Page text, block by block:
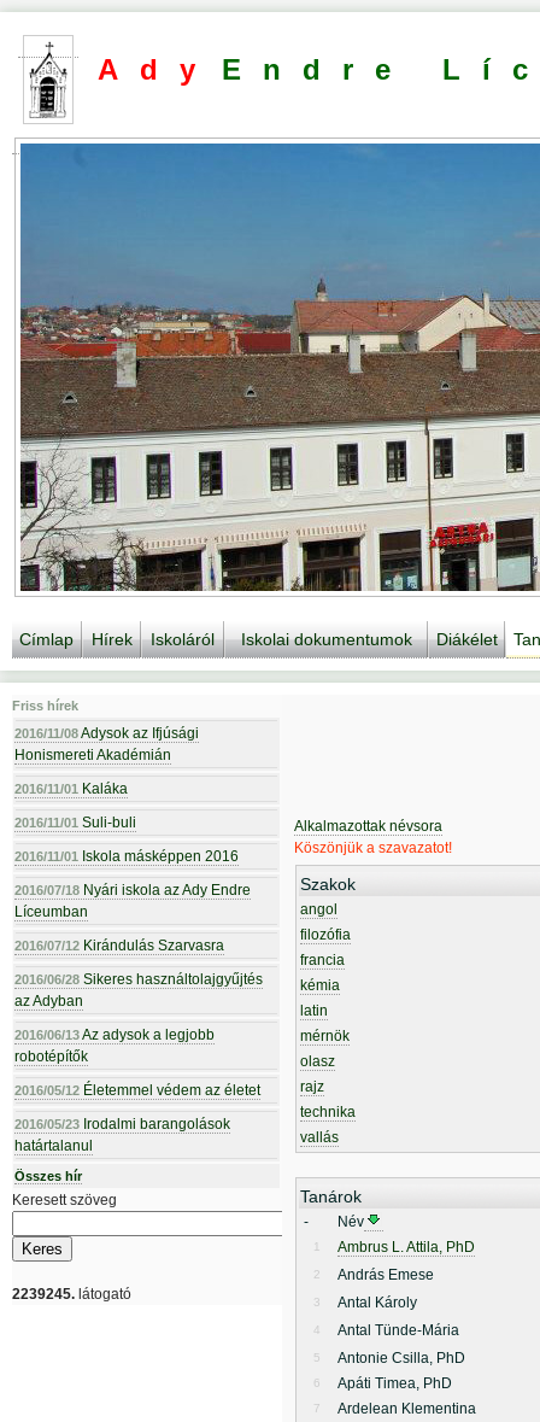
Ady Endre
Címlap Hírek Iskoláról Iskolai dokumentumok Diákélet
Friss hírek
2016/11/08Adysok az Ifjúsági
Honismereti Akadémián
2016/11/01 Kaláka
2016/11/01 Suli-buli
2016/11/01 Iskola másképpen 2016
2016/07/18 Nyári iskola az Ady Endre
Líceumban
2016/07/12 Kirándulás Szarvasra
2016/06/28 Sikeres használtolajgyűjtés
az Adyban
2016/06/13Az adysok a legjobb
robotépítők
2016/05/12 Életemmel védem az életet
2016/05/23 Irodalmi barangolások
határtalanul
Összes hír
Keresett szöveg
2239245. látogató
Alkalmazottak névsora
Köszönjük a szavazatot!
Szakok
angol
filozófia
francia
kémia
latin
mérnök
olasz
rajz
technika
vallás
Tanárok
- Név
1 Ambrus L. Attila, PhD
2 András Emese
3 Antal Károly
4 Antal Tünde-Mária
5 Antonie Csilla, PhD
6 Apáti Timea, PhD
7 Ardelean Klementina